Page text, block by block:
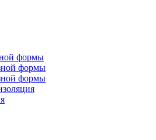
формы
формы
формы